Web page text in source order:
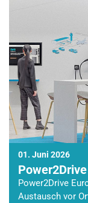
01. Juni 2026
Power2Drive
Austausch vor